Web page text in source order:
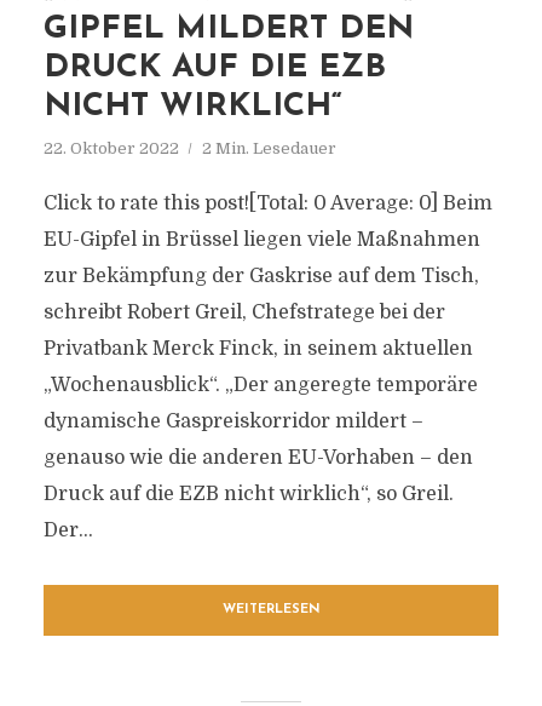
GIPFEL MILDERT DEN
DRUCK AUF DIE EZB
NICHT WIRKLICH“
22. Oktober 2022 2 Min. Lesedauer
Click to rate this post![Total: 0 Average: 0] Beim
EU-Gipfel in Brüssel liegen viele Maßnahmen
zur Bekämpfung der Gaskrise auf dem Tisch,
schreibt Robert Greil, Chefstratege bei der
Privatbank Merck Finck, in seinem aktuellen
„Wochenausblick“. „Der angeregte temporäre
dynamische Gaspreiskorridor mildert –
genauso wie die anderen EU-Vorhaben – den
Druck auf die EZB nicht wirklich“, so Greil.
Der...
WEITERLESEN